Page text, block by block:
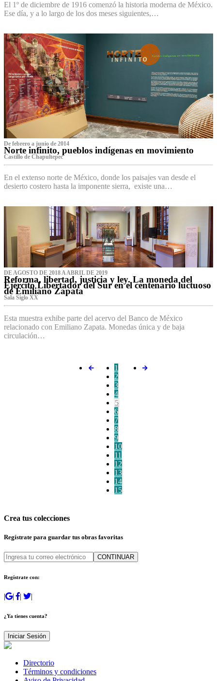
El 1º de diciembre de 1916 comenzó la historia moderna de México.
Ese día, y a lo largo de los dos meses siguientes,…
De febrero a junio de 2014
Norte infinito, pueblos indígenas en movimiento
Castillo de Chapultepec
En el extenso norte de México, donde los paisajes van desde el
desierto costero hasta la imponente sierra, existe una…
DE AGOSTO DE 2018 A ABRIL DE 2019
Reforma, libertad, justicia y ley. La moneda del
Ejército Libertador del Sur en el centenario luctuoso
de Emiliano Zapata
Sala Siglo XX
Esta muestra exhibe parte del acervo del Banco de México
relacionado con Emiliano Zapata. Monedas única y de baja
circulación…
1
2
3
4
5
6
7
8
9
10
11
12
13
14
15
Crea tus colecciones
Regístrate para guardar tus obras favoritas
CONTINUAR
Regístrate con:
| | | |
¿Ya tienes cuenta?
Iniciar Sesión
Directorio
Términos y condiciones